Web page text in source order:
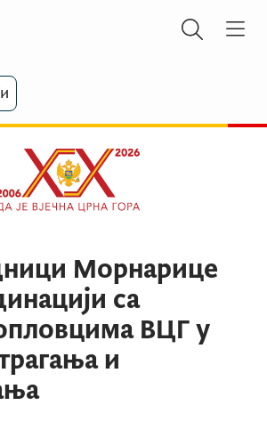
Морнарице
са
ВЦГ у
и